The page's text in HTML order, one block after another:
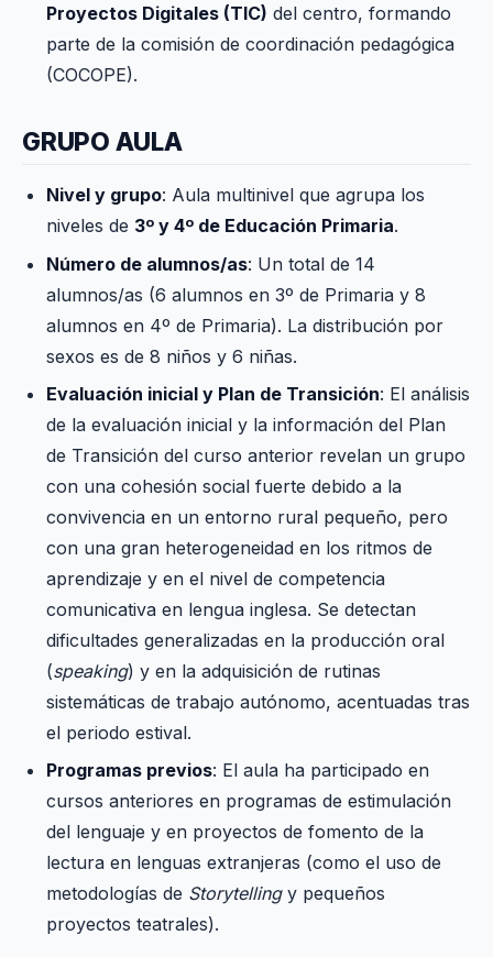
Proyectos Digitales (TIC) del centro, formando
parte de la comisión de coordinación pedagógica
(COCOPE).
GRUPO AULA
Nivel y grupo: Aula multinivel que agrupa los
niveles de 3º y 4º de Educación Primaria.
Número de alumnos/as: Un total de 14
alumnos/as (6 alumnos en 3º de Primaria y 8
alumnos en 4º de Primaria). La distribución por
sexos es de 8 niños y 6 niñas.
Evaluación inicial y Plan de Transición: El análisis
de la evaluación inicial y la información del Plan
de Transición del curso anterior revelan un grupo
con una cohesión social fuerte debido a la
convivencia en un entorno rural pequeño, pero
con una gran heterogeneidad en los ritmos de
aprendizaje y en el nivel de competencia
comunicativa en lengua inglesa. Se detectan
dificultades generalizadas en la producción oral
(speaking) y en la adquisición de rutinas
sistemáticas de trabajo autónomo, acentuadas tras
el periodo estival.
Programas previos: El aula ha participado en
cursos anteriores en programas de estimulación
del lenguaje y en proyectos de fomento de la
lectura en lenguas extranjeras (como el uso de
metodologías de Storytellingy pequeños
proyectos teatrales).